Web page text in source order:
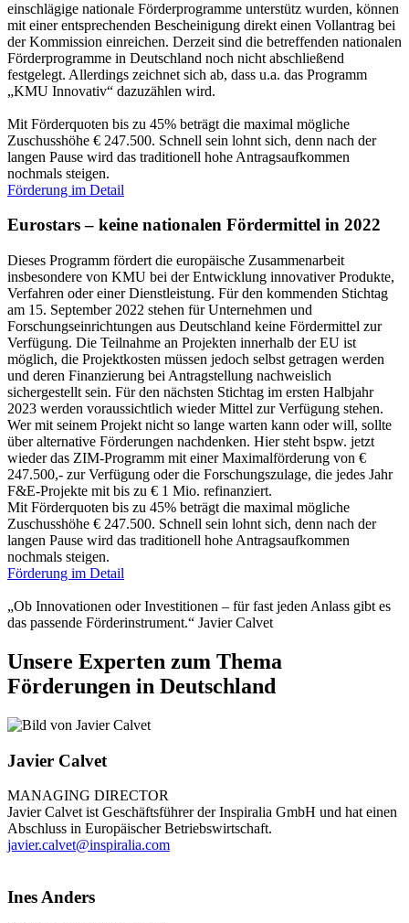
einschlägige nationale Förderprogramme unterstütz wurden, können
mit einer entsprechenden Bescheinigung direkt einen Vollantrag bei
der Kommission einreichen. Derzeit sind die betreffenden nationalen
Förderprogramme in Deutschland noch nicht abschließend
festgelegt. Allerdings zeichnet sich ab, dass u.a. das Programm
„KMU Innovativ“ dazuzählen wird.
Mit Förderquoten bis zu 45% beträgt die maximal mögliche
Zuschusshöhe € 247.500. Schnell sein lohnt sich, denn nach der
langen Pause wird das traditionell hohe Antragsaufkommen
nochmals steigen.
Förderung im Detail
Eurostars – keine nationalen Fördermittel in 2022
Dieses Programm fördert die europäische Zusammenarbeit
insbesondere von KMU bei der Entwicklung innovativer Produkte,
Verfahren oder einer Dienstleistung. Für den kommenden Stichtag
am 15. September 2022 stehen für Unternehmen und
Forschungseinrichtungen aus Deutschland keine Fördermittel zur
Verfügung. Die Teilnahme an Projekten innerhalb der EU ist
möglich, die Projektkosten müssen jedoch selbst getragen werden
und deren Finanzierung bei Antragstellung nachweislich
sichergestellt sein. Für den nächsten Stichtag im ersten Halbjahr
2023 werden voraussichtlich wieder Mittel zur Verfügung stehen.
Wer mit seinem Projekt nicht so lange warten kann oder will, sollte
über alternative Förderungen nachdenken. Hier steht bspw. jetzt
wieder das ZIM-Programm mit einer Maximalförderung von €
247.500,- zur Verfügung oder die Forschungszulage, die jedes Jahr
F&E-Projekte mit bis zu € 1 Mio. refinanziert.
Mit Förderquoten bis zu 45% beträgt die maximal mögliche
Zuschusshöhe € 247.500. Schnell sein lohnt sich, denn nach der
langen Pause wird das traditionell hohe Antragsaufkommen
nochmals steigen.
Förderung im Detail
„Ob Innovationen oder Investitionen – für fast jeden Anlass gibt es
das passende Förderinstrument.“ Javier Calvet
Unsere Experten zum Thema
Förderungen in Deutschland
Javier Calvet
MANAGING DIRECTOR
Javier Calvet ist Geschäftsführer der Inspiralia GmbH und hat einen
Abschluss in Europäischer Betriebswirtschaft.
javier.calvet@inspiralia.com
Ines Anders